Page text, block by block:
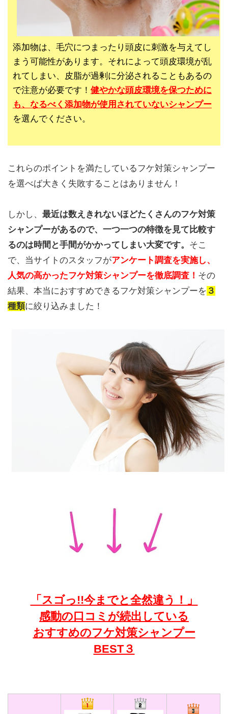
添加物は、毛穴につまったり頭皮に刺激を与えてし
まう可能性があります。それによって頭皮環境が乱
れてしまい、皮脂が過剰に分泌されることもあるの
で注意が必要です！ 健やかな頭皮環境を保つために
も、なるべく添加物が使用されていないシャンプー
を選んでください。
これらのポイントを満たしているフケ対策シャンプー
を選べば大きく失敗することはありません！
しかし、 最近は数えきれないほどたくさんのフケ対策
シャンプーがあるので、一つ一つの特徴を見て比較す
るのは時間と手間がかかってしまい大変です。 そこ
で、当サイトのスタッフがアンケート調査を実施し、
人気の高かったフケ対策シャンプーを徹底調査！ その
結果、本当におすすめできるフケ対策シャンプーを ３
種類に絞り込みました！
「スゴっ!!今までと全然違う！」
感動の口コミが続出している
おすすめのフケ対策シャンプー
BEST３